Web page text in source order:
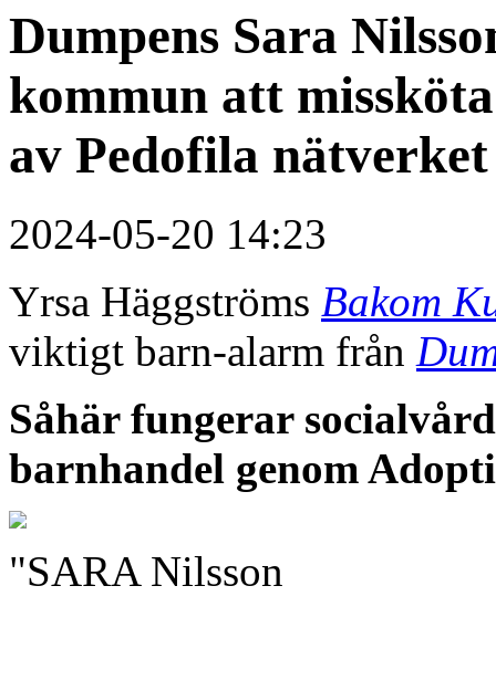
Dumpens Sara
kommun att
av Pedofila
2024-05-20 14:23
Yrsa Häggströms Bakom
viktigt barn-alarm från
Såhär fungerar
barnhandel genom
"SARA Nilsson